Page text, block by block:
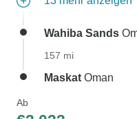
Wahiba Sands
157 mi
Maskat Oman
Ab